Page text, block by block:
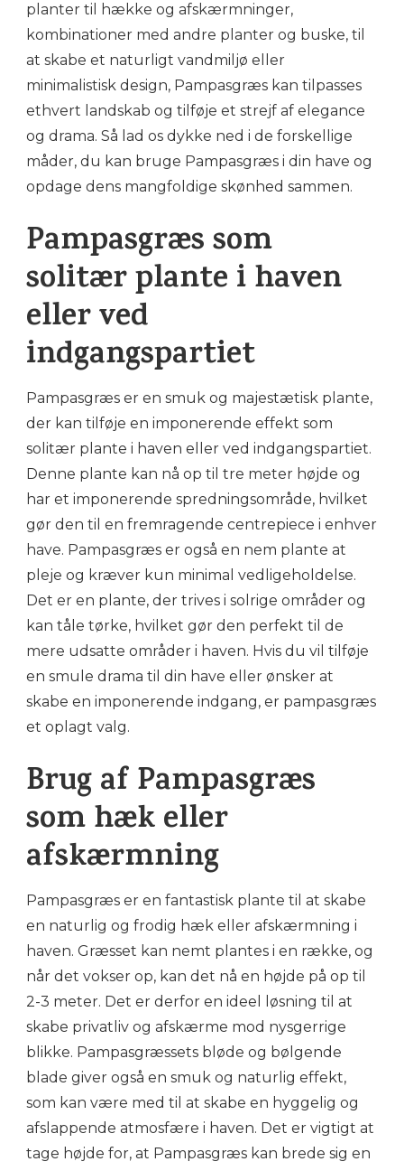
planter til hække og afskærmninger,
kombinationer med andre planter og buske, til
at skabe et naturligt vandmiljø eller
minimalistisk design, Pampasgræs kan tilpasses
ethvert landskab og tilføje et strejf af elegance
og drama. Så lad os dykke ned i de forskellige
måder, du kan bruge Pampasgræs i din have og
opdage dens mangfoldige skønhed sammen.
Pampasgræs som
solitær plante i haven
eller ved
indgangspartiet
Pampasgræs er en smuk og majestætisk plante,
der kan tilføje en imponerende effekt som
solitær plante i haven eller ved indgangspartiet.
Denne plante kan nå op til tre meter højde og
har et imponerende spredningsområde, hvilket
gør den til en fremragende centrepiece i enhver
have. Pampasgræs er også en nem plante at
pleje og kræver kun minimal vedligeholdelse.
Det er en plante, der trives i solrige områder og
kan tåle tørke, hvilket gør den perfekt til de
mere udsatte områder i haven. Hvis du vil tilføje
en smule drama til din have eller ønsker at
skabe en imponerende indgang, er pampasgræs
et oplagt valg.
Brug af Pampasgræs
som hæk eller
afskærmning
Pampasgræs er en fantastisk plante til at skabe
en naturlig og frodig hæk eller afskærmning i
haven. Græsset kan nemt plantes i en række, og
når det vokser op, kan det nå en højde på op til
2-3 meter. Det er derfor en ideel løsning til at
skabe privatliv og afskærme mod nysgerrige
blikke. Pampasgræssets bløde og bølgende
blade giver også en smuk og naturlig effekt,
som kan være med til at skabe en hyggelig og
afslappende atmosfære i haven. Det er vigtigt at
tage højde for, at Pampasgræs kan brede sig en